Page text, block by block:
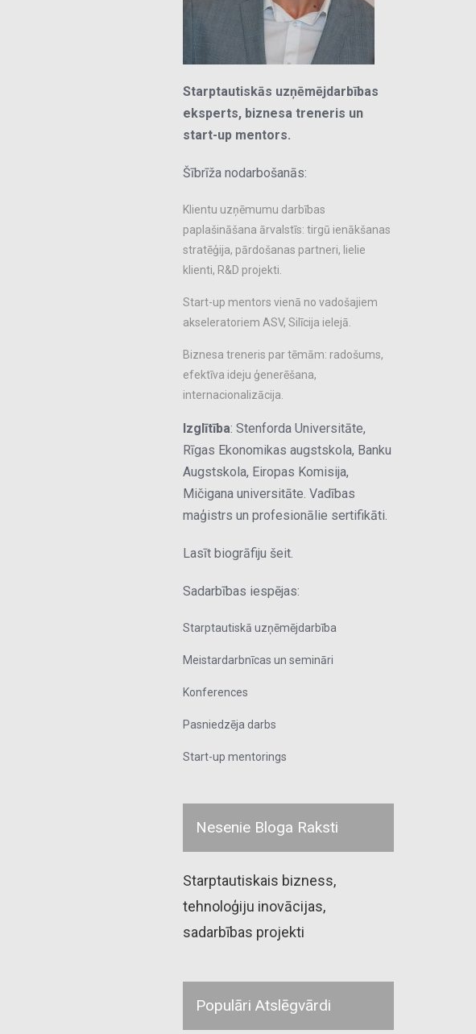
Starptautiskās uzņēmējdarbības
eksperts, biznesa treneris un
start-up mentors.
Šībrīža nodarbošanās:
Klientu uzņēmumu darbības
paplašināšana ārvalstīs: tirgū ienākšanas
stratēģija, pārdošanas partneri, lielie
klienti, R&D projekti.
Start-up mentors vienā no vadošajiem
akseleratoriem ASV, Silīcija ielejā.
Biznesa treneris par tēmām: radošums,
efektīva ideju ģenerēšana,
internacionalizācija.
Izglītība: Stenforda Universitāte,
Rīgas Ekonomikas augstskola, Banku
Augstskola, Eiropas Komisija,
Mičigana universitāte. Vadības
maģistrs un profesionālie sertifikāti.
Lasīt biogrāfiju šeit.
Sadarbības iespējas:
Starptautiskā uzņēmējdarbība
Meistardarbnīcas un semināri
Konferences
Pasniedzēja darbs
Start-up mentorings
Nesenie Bloga Raksti
Starptautiskais bizness,
tehnoloģiju inovācijas,
sadarbības projekti
Populāri Atslēgvārdi